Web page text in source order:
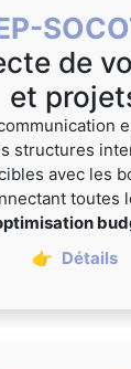
de
et
structures
avec les
toutes
👉 Détails